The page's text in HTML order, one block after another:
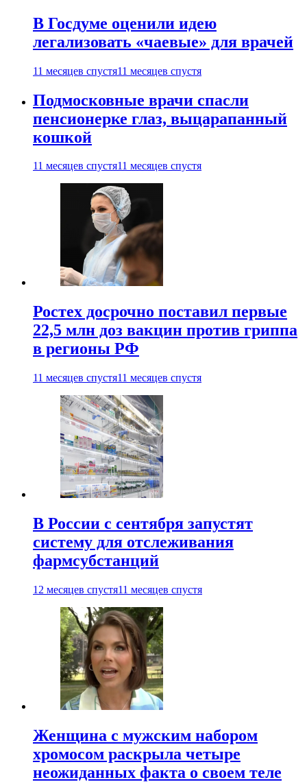
В Госдуме оценили идею
легализовать «чаевые» для врачей
11 месяцев спустя11 месяцев спустя
Подмосковные врачи спасли
пенсионерке глаз, выцарапанный
кошкой
11 месяцев спустя11 месяцев спустя
Ростех досрочно поставил первые
22,5 млн доз вакцин против гриппа
в регионы РФ
11 месяцев спустя11 месяцев спустя
В России с сентября запустят
систему для отслеживания
фармсубстанций
12 месяцев спустя11 месяцев спустя
Женщина с мужским набором
хромосом раскрыла четыре
неожиданных факта о своем теле